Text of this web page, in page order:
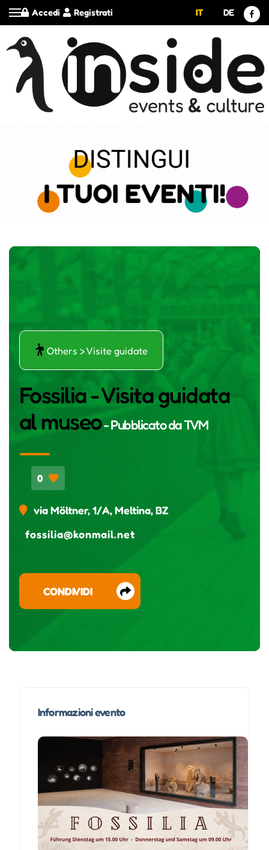
Registrati
Accedi IT DE
ŕ Others > Visite guidate
Fossilia - Visita guidata
al museo- Pubblicato daTVM
0
via Möltner, 1/A, Meltina, BZ
fossilia@konmail.net
CONDIVIDI
Informazioni evento